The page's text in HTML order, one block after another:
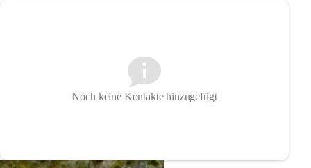
Noch keine Kontakte hinzugefügt